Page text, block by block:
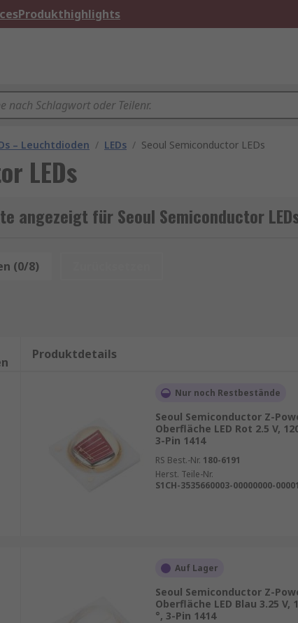
Produkthighlights
– Leuchtdioden / LEDs / Seoul Semiconductor LEDs
LEDs
angezeigt für Seoul Semiconductor
(0/8)
Produktdetails
Nur noch Restbestände
Seoul Semiconductor Z-
Oberfläche LED Rot 2.5 V,
3-Pin 1414
RS Best.-Nr. 180-6191
Herst. Teile-Nr.
S1CH-3535660003-00000000-00001
Auf Lager
Seoul Semiconductor Z-
Oberfläche LED Blau 3.25 V,
°, 3-Pin 1414